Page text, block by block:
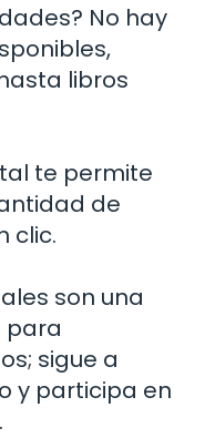
No hay
libros
te permite
de
clic.
son una
para
sigue a
y participa en